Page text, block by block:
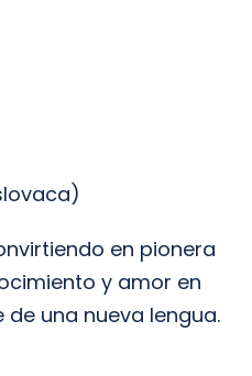
en pionera
y amor en
una nueva lengua.